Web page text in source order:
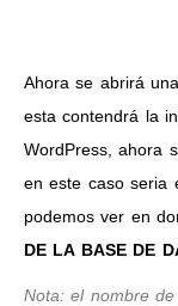
Ahora se abrirá
esta contendrá la
WordPress, ahora
en este caso seria
podemos ver en
DE LA BASE DE
Nota: el nombre